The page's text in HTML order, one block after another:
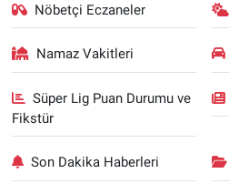
Nöbetçi Eczaneler
Namaz Vakitleri
Süper Lig Puan Durumu ve
Fikstür
Son Dakika Haberleri